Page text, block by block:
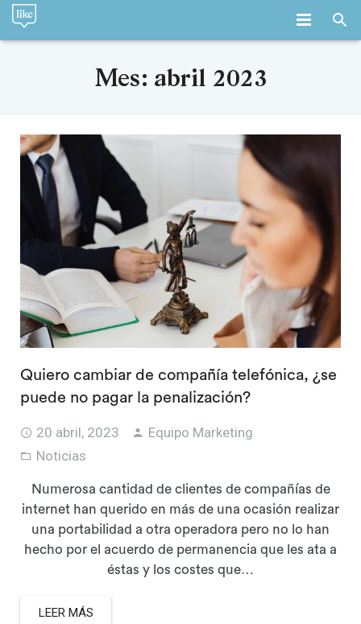
SERVICIOS
EQUIPO
EMPLEO
BLOG
CONTACTO
Mes: abril 2023
Quiero cambiar de compañía telefónica, ¿se
puede no pagar la penalización?
20 abril, 2023
Equipo Marketing
Noticias
Numerosa cantidad de clientes de compañías de
internet han querido en más de una ocasión realizar
una portabilidad a otra operadora pero no lo han
hecho por el acuerdo de permanencia que les ata a
éstas y los costes que…
LEER MÁS